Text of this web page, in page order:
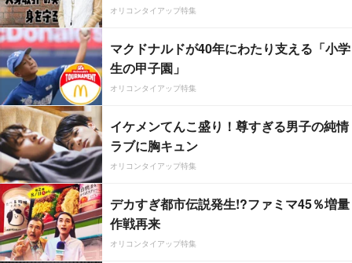
オリコンタイアップ特集
マクドナルドが40年にわたり支える「小学
生の甲子園」
オリコンタイアップ特集
イケメンてんこ盛り！尊すぎる男子の純情
ラブに胸キュン
オリコンタイアップ特集
デカすぎ都市伝説発生!?ファミマ45％増量
作戦再来
オリコンタイアップ特集